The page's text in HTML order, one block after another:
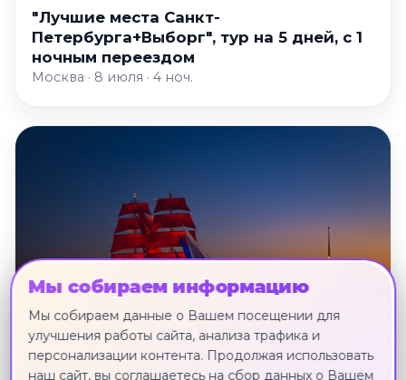
"Лучшие места Санкт-
Петербурга+Выборг", тур на 5 дней, с 1
ночным переездом
Москва · 8 июля · 4 ноч.
Мы собираем информацию
Мы собираем данные о Вашем посещении для
улучшения работы сайта, анализа трафика и
персонализации контента. Продолжая использовать
наш сайт, вы соглашаетесь на сбор данных о Вашем